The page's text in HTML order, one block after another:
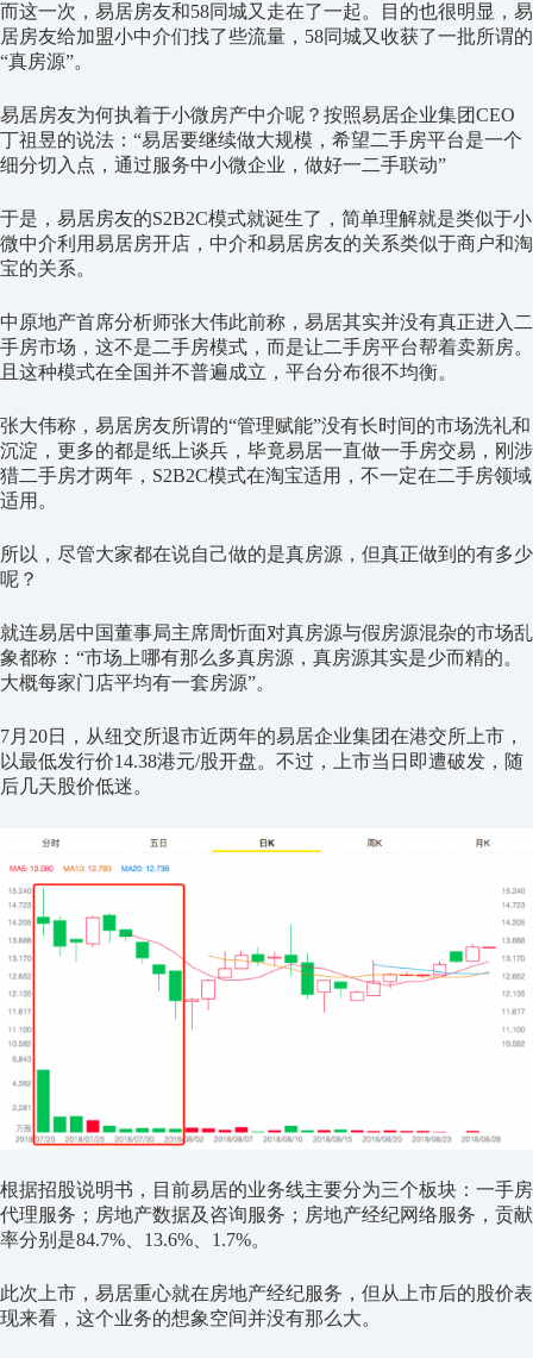
而这一次，易居房友和58同城又走在了一起。目的也很明显，易
居房友给加盟小中介们找了些流量，58同城又收获了一批所谓的
“真房源”。
易居房友为何执着于小微房产中介呢？按照易居企业集团CEO
丁祖昱的说法：“易居要继续做大规模，希望二手房平台是一个
细分切入点，通过服务中小微企业，做好一二手联动”
于是，易居房友的S2B2C模式就诞生了，简单理解就是类似于小
微中介利用易居房开店，中介和易居房友的关系类似于商户和淘
宝的关系。
中原地产首席分析师张大伟此前称，易居其实并没有真正进入二
手房市场，这不是二手房模式，而是让二手房平台帮着卖新房。
且这种模式在全国并不普遍成立，平台分布很不均衡。
张大伟称，易居房友所谓的“管理赋能”没有长时间的市场洗礼和
沉淀，更多的都是纸上谈兵，毕竟易居一直做一手房交易，刚涉
猎二手房才两年，S2B2C模式在淘宝适用，不一定在二手房领域
适用。
所以，尽管大家都在说自己做的是真房源，但真正做到的有多少
呢？
就连易居中国董事局主席周忻面对真房源与假房源混杂的市场乱
象都称：“市场上哪有那么多真房源，真房源其实是少而精的。
大概每家门店平均有一套房源”。
7月20日，从纽交所退市近两年的易居企业集团在港交所上市，
以最低发行价14.38港元/股开盘。不过，上市当日即遭破发，随
后几天股价低迷。
根据招股说明书，目前易居的业务线主要分为三个板块：一手房
代理服务；房地产数据及咨询服务；房地产经纪网络服务，贡献
率分别是84.7%、13.6%、1.7%。
此次上市，易居重心就在房地产经纪服务，但从上市后的股价表
现来看，这个业务的想象空间并没有那么大。